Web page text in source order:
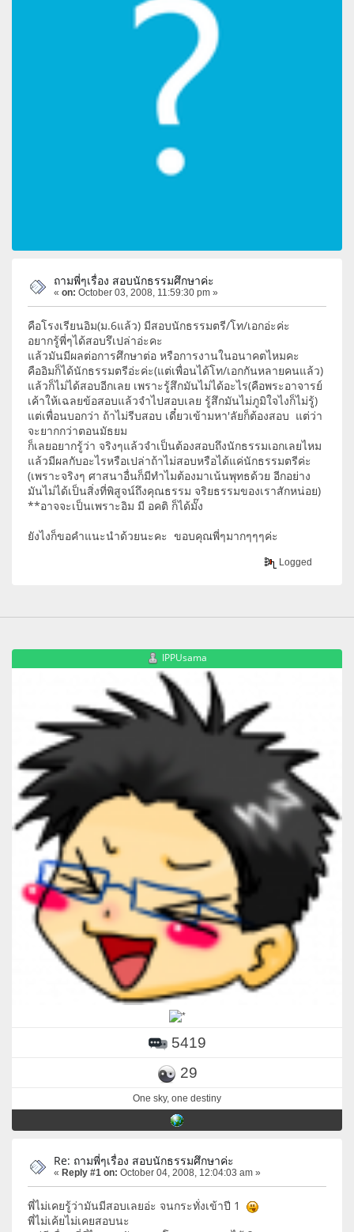
ถามพี่ๆเรื่อง สอบนักธรรมศึกษาค่ะ
« on: October 03, 2008, 11:59:30 pm »
คือโรงเรียนอิม(ม.6แล้ว) มีสอบนักธรรมตรี/โท/เอกอ่ะค่ะ
อยากรู้พี่ๆได้สอบรึเปล่าอ่ะคะ
แล้วมันมีผลต่อการศึกษาต่อ หรือการงานในอนาคตไหมคะ
คืออิมก็ได้นักธรรมตรีอ่ะค่ะ(แต่เพื่อนได้โท/เอกกันหลายคนแล้ว)
แล้วก็ไม่ได้สอบอีกเลย เพราะรู้สึกมันไม่ได้อะไร(คือพระอาจารย์
เค้าให้เฉลยข้อสอบแล้วจำไปสอบเลย รู้สึกมันไม่ภูมิใจไงก็ไม่รู้)
แต่เพื่อนบอกว่า ถ้าไม่รีบสอบ เดี๋ยวเข้ามหา'ลัยก็ต้องสอบ แต่ว่า
จะยากกว่าตอนมัธยม
ก็เลยอยากรู้ว่า จริงๆแล้วจำเป็นต้องสอบถึงนักธรรมเอกเลยไหม
แล้วมีผลกับอะไรหรือเปล่าถ้าไม่สอบหรือได้แค่นักธรรมตรีค่ะ
(เพราะจริงๆ ศาสนาอื่นก็มีทำไมต้องมาเน้นพุทธด้วย อีกอย่าง
มันไม่ได้เป็นสิ่งที่พิสูจน์ถึงคุณธรรม จริยธรรมของเราสักหน่อย)
**อาจจะเป็นเพราะอิม มี อคติ ก็ได้มั๊ง
ยังไงก็ขอคำแนะนำด้วยนะคะ ขอบคุณพี่ๆมากๆๆๆค่ะ
Logged
IPPUsama
5419
29
One sky, one destiny
Re: ถามพี่ๆเรื่อง สอบนักธรรมศึกษาค่ะ
« Reply #1 on: October 04, 2008, 12:04:03 am »
พี่ไม่เคยรู้ว่ามันมีสอบเลยอ่ะ จนกระทั่งเข้าปี 1
พี่ไม่เค้ยไม่เคยสอบนะ